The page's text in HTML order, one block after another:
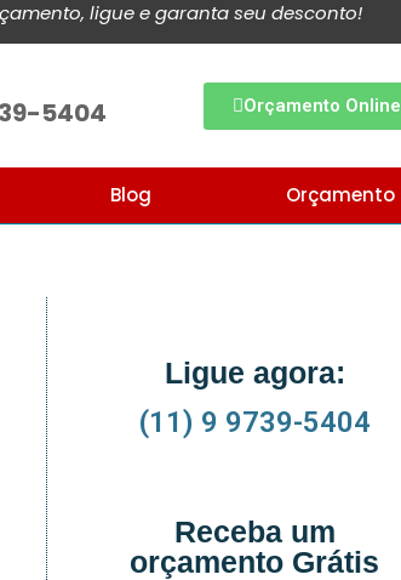
ligue e garanta seu desconto!
5404 Orçamento Online
Blog Orçamento
Ligue agora:
(11) 9 9739-5404
Receba um
orçamento Grátis